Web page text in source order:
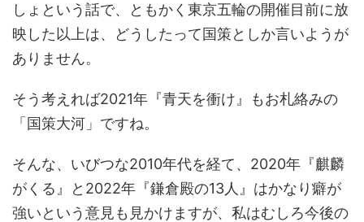
しょという話で、ともかく東京五輪の開催目前に放
映した以上は、どうしたって国策としか言いようが
ありません。
そう考えれば2021年『青天を衝け』もお札絡みの
「国策大河」ですね。
そんな、いびつな2010年代を経て、2020年『麒麟
がくる』と2022年『鎌倉殿の13人』はかなり癖が
強いという意見も見かけますが、私はむしろ今後の